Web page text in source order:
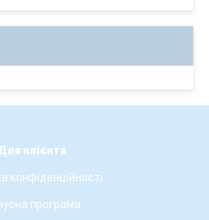
клієнта
конфіденційності
програма